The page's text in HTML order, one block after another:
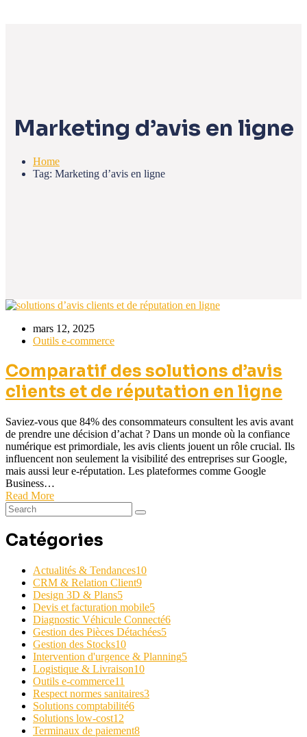
Marketing d’avis en ligne
Home
Tag: Marketing d’avis en ligne
mars 12, 2025
Outils e-commerce
Comparatif des solutions d’avis
clients et de réputation en ligne
Saviez-vous que 84% des consommateurs consultent les avis avant
de prendre une décision d’achat ? Dans un monde où la confiance
numérique est primordiale, les avis clients jouent un rôle crucial. Ils
influencent non seulement la visibilité des entreprises sur Google,
mais aussi leur e-réputation. Les plateformes comme Google
Business…
Read More
Catégories
Actualités & Tendances10
CRM & Relation Client9
Design 3D & Plans5
Devis et facturation mobile5
Diagnostic Véhicule Connecté6
Gestion des Pièces Détachées5
Gestion des Stocks10
Intervention d'urgence & Planning5
Logistique & Livraison10
Outils e-commerce11
Respect normes sanitaires3
Solutions comptabilité6
Solutions low-cost12
Terminaux de paiement8